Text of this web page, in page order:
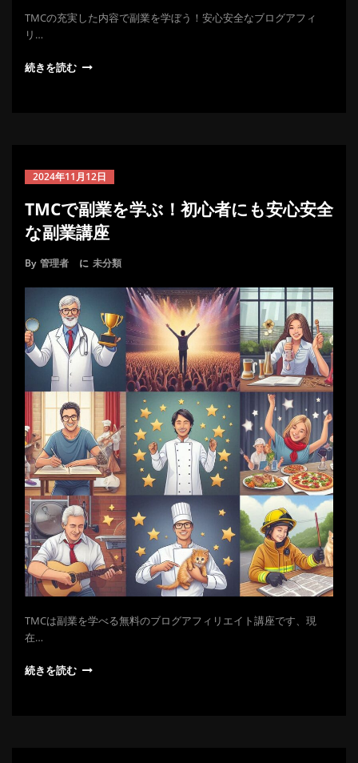
TMCの充実した内容で副業を学ぼう！安心安全なブログアフィ
リ…
続きを読む
2024年11月12日
TMCで副業を学ぶ！初心者にも安心安全
な副業講座
By 管理者 に 未分類
TMCは副業を学べる無料のブログアフィリエイト講座です、現
在…
続きを読む